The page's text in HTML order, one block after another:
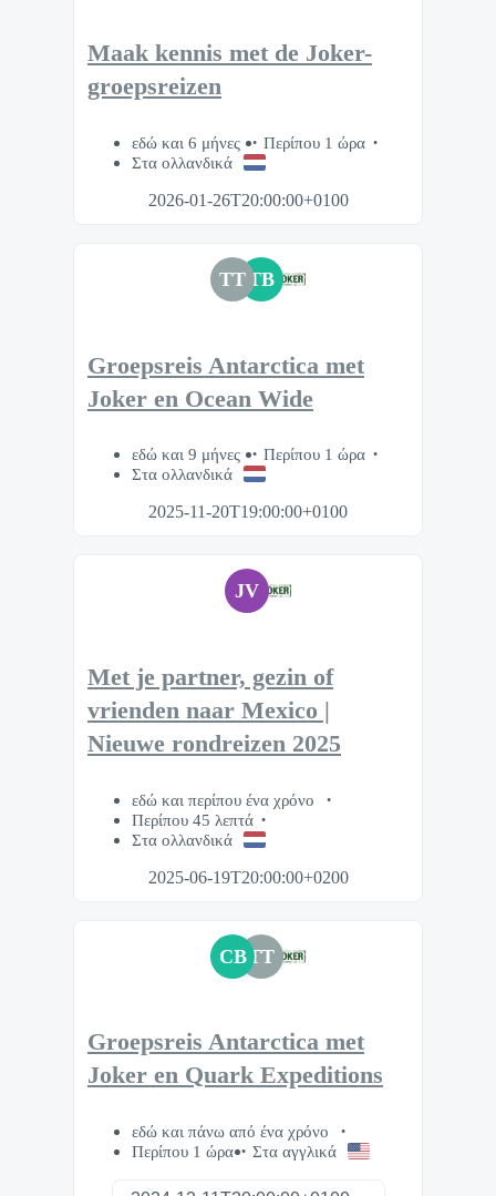
Maak kennis met de Joker-
groepsreizen
εδώ και 6 μήνες
Περίπου 1 ώρα
Στα ολλανδικά
2026-01-26T20:00:00+0100
TT TB
Groepsreis Antarctica met
Joker en Ocean Wide
εδώ και 9 μήνες
Περίπου 1 ώρα
Στα ολλανδικά
2025-11-20T19:00:00+0100
JV
Met je partner, gezin of
vrienden naar Mexico |
Nieuwe rondreizen 2025
εδώ και περίπου ένα χρόνο
Περίπου 45 λεπτά
Στα ολλανδικά
2025-06-19T20:00:00+0200
CB TT
Groepsreis Antarctica met
Joker en Quark Expeditions
εδώ και πάνω από ένα χρόνο
Περίπου 1 ώρα
Στα αγγλικά